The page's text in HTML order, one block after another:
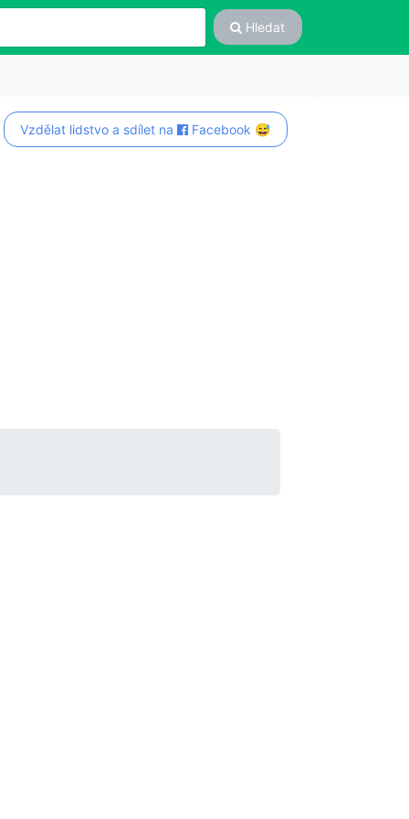
Hledat
Vzdělat lidstvo a sdílet na Facebook 😅